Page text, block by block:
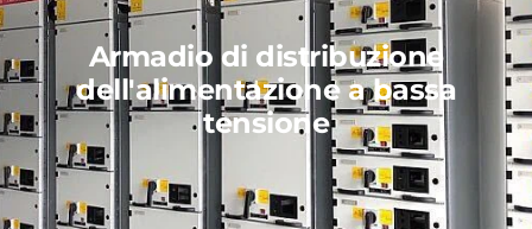
Armadio di distribuzione
dell'alimentazione a bassa
tensione